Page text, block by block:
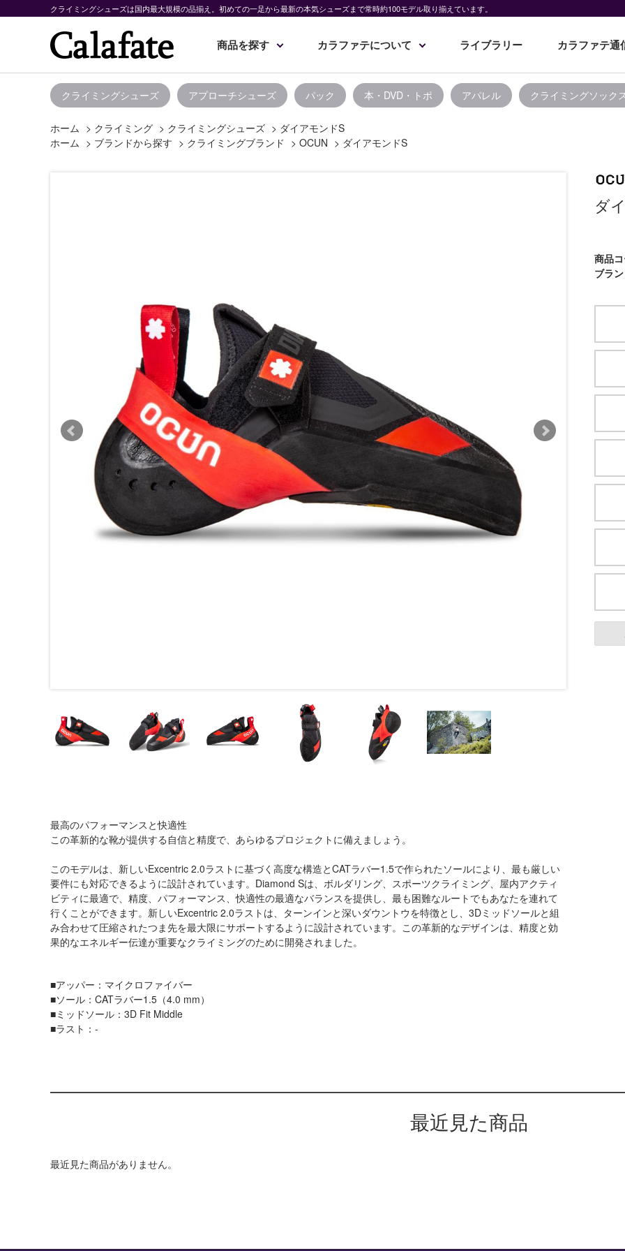
クライミングシューズは国内最大規模の品揃え。初めての一足から最新の本気シューズまで常時約100モデル取り揃えています。
商品を探す カラファテについて ライブラリー カラファテ通
クライミングシューズ アプローチシューズ パック 本・DVD・トポ アパレル クライミングソック
ホーム > クライミング > クライミングシューズ > ダイアモンドS
ホーム > ブランドから探す > クライミングブランド > OCUN > ダイアモンドS
最高のパフォーマンスと快適性
この革新的な靴が提供する自信と精度で、あらゆるプロジェクトに備えましょう。
このモデルは、新しいExcentric 2.0ラストに基づく高度な構造とCATラバー1.5で作られたソールにより、最も厳しい
要件にも対応できるように設計されています。Diamond Sは、ボルダリング、スポーツクライミング、屋内アクティ
ビティに最適で、精度、パフォーマンス、快適性の最適なバランスを提供し、最も困難なルートでもあなたを連れて
行くことができます。新しいExcentric 2.0ラストは、ターンインと深いダウントウを特徴とし、3Dミッドソールと組
み合わせて圧縮されたつま先を最大限にサポートするように設計されています。この革新的なデザインは、精度と効
果的なエネルギー伝達が重要なクライミングのために開発されました。
■アッパー：マイクロファイバー
■ソール：CATラバー1.5（4.0 mm）
■ミッドソール：3D Fit Middle
■ラスト：-
ダ
商品
ブラ
最近見た商品
最近見た商品がありません。